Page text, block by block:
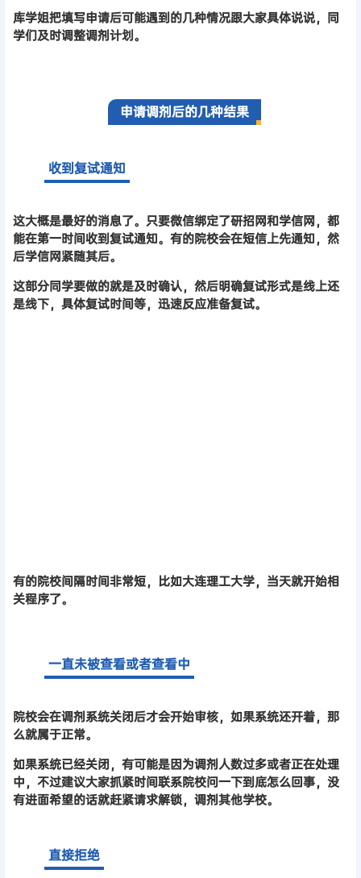
库学姐把填写申请后可能遇到的几种情况跟大家具体说说，同
学们及时调整调剂计划。
申请调剂后的几种结果
收到复试通知
这大概是最好的消息了。只要微信绑定了研招网和学信网，都
能在第一时间收到复试通知。有的院校会在短信上先通知，然
后学信网紧随其后。
这部分同学要做的就是及时确认，然后明确复试形式是线上还
是线下，具体复试时间等，迅速反应准备复试。
有的院校间隔时间非常短，比如大连理工大学，当天就开始相
关程序了。
一直未被查看或者查看中
院校会在调剂系统关闭后才会开始审核，如果系统还开着，那
么就属于正常。
如果系统已经关闭，有可能是因为调剂人数过多或者正在处理
中，不过建议大家抓紧时间联系院校问一下到底怎么回事，没
有进面希望的话就赶紧请求解锁，调剂其他学校。
直接拒绝